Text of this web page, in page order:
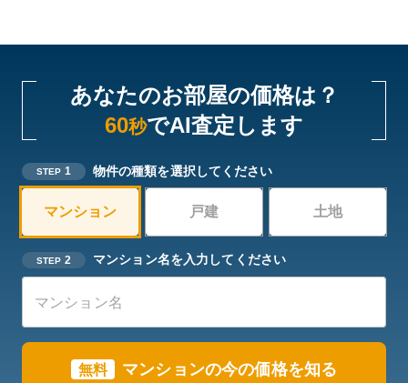
あなたのお部屋の価格は？
60秒でAI査定します
STEP 1 物件の種類を選択してください
マンション 戸建 土地
STEP 2 マンション名を入力してください
無料 マンションの今の価格を知る